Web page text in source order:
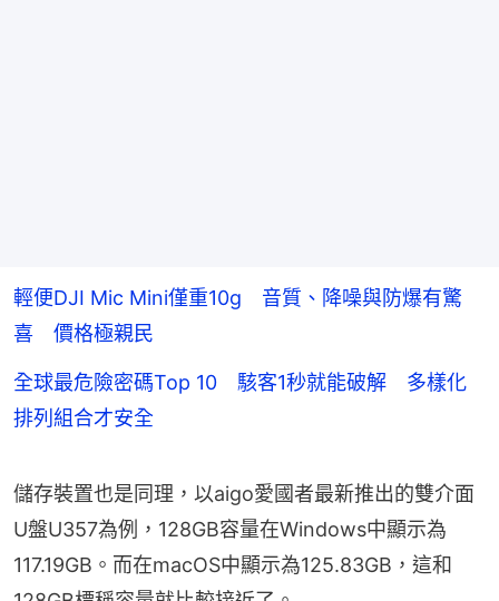
輕便DJI Mic Mini僅重10g 音質、降噪與防爆有驚
喜 價格極親民
全球最危險密碼Top 10 駭客1秒就能破解 多樣化
排列組合才安全
儲存裝置也是同理，以aigo愛國者最新推出的雙介面
U盤U357為例，128GB容量在Windows中顯示為
117.19GB。而在macOS中顯示為125.83GB，這和